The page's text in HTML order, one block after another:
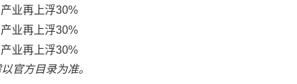
业再上浮30%
业再上浮30%
业再上浮30%
官方目录为准。